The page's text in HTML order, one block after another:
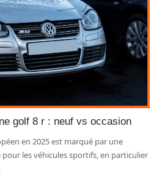
golf 8 r : neuf vs occasion
en 2025 est marqué par une
les véhicules sportifs, en particulier